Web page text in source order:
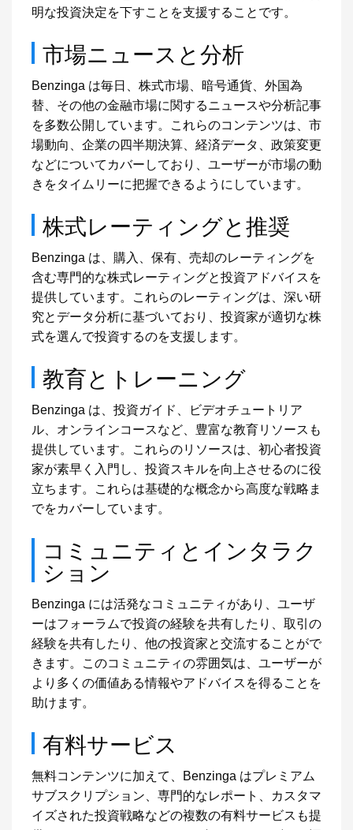
明な投資決定を下すことを支援することです。
市場ニュースと分析
Benzinga は毎日、株式市場、暗号通貨、外国為
替、その他の金融市場に関するニュースや分析記事
を多数公開しています。これらのコンテンツは、市
場動向、企業の四半期決算、経済データ、政策変更
などについてカバーしており、ユーザーが市場の動
きをタイムリーに把握できるようにしています。
株式レーティングと推奨
Benzinga は、購入、保有、売却のレーティングを
含む専門的な株式レーティングと投資アドバイスを
提供しています。これらのレーティングは、深い研
究とデータ分析に基づいており、投資家が適切な株
式を選んで投資するのを支援します。
教育とトレーニング
Benzinga は、投資ガイド、ビデオチュートリア
ル、オンラインコースなど、豊富な教育リソースも
提供しています。これらのリソースは、初心者投資
家が素早く入門し、投資スキルを向上させるのに役
立ちます。これらは基礎的な概念から高度な戦略ま
でをカバーしています。
コミュニティとインタラク
ション
Benzinga には活発なコミュニティがあり、ユーザ
ーはフォーラムで投資の経験を共有したり、取引の
経験を共有したり、他の投資家と交流することがで
きます。このコミュニティの雰囲気は、ユーザーが
より多くの価値ある情報やアドバイスを得ることを
助けます。
有料サービス
無料コンテンツに加えて、Benzinga はプレミアム
サブスクリプション、専門的なレポート、カスタマ
イズされた投資戦略などの複数の有料サービスも提